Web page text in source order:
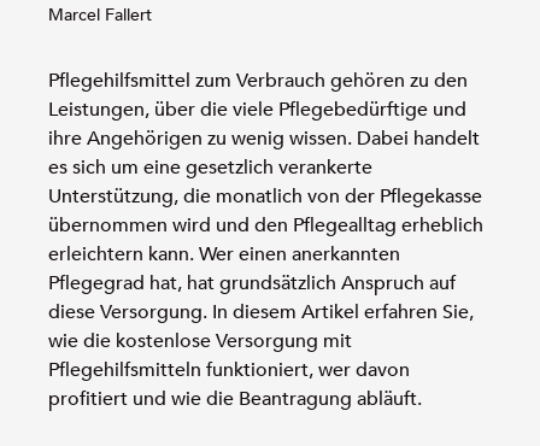
Von:
Marcel Fallert
Pflegehilfsmittel zum Verbrauch gehören zu den
Leistungen, über die viele Pflegebedürftige und
ihre Angehörigen zu wenig wissen. Dabei handelt
es sich um eine gesetzlich verankerte
Unterstützung, die monatlich von der Pflegekasse
übernommen wird und den Pflegealltag erheblich
erleichtern kann. Wer einen anerkannten
Pflegegrad hat, hat grundsätzlich Anspruch auf
diese Versorgung. In diesem Artikel erfahren Sie,
wie die kostenlose Versorgung mit
Pflegehilfsmitteln funktioniert, wer davon
profitiert und wie die Beantragung abläuft.